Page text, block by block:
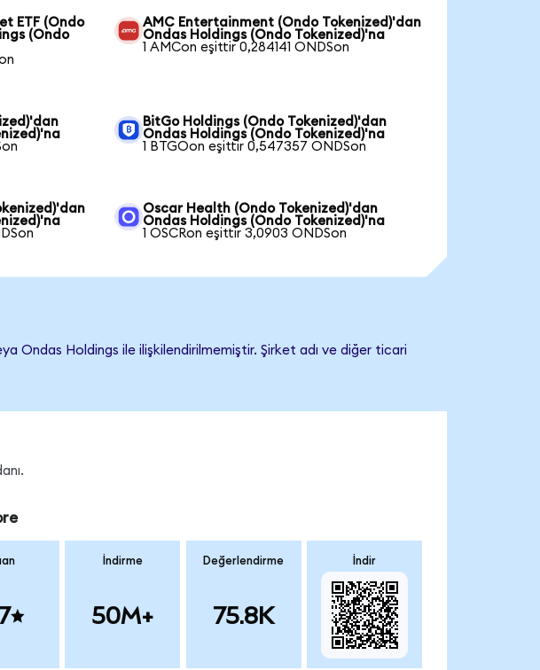
ETF (Ondo
(Ondo
AMC Entertainment (Ondo Tokenized)'dan
Ondas Holdings (Ondo Tokenized)'na
1 AMCon eşittir 0,284141 ONDSon
BitGo Holdings (Ondo Tokenized)'dan
Ondas Holdings (Ondo Tokenized)'na
1 BTGOon eşittir 0,547357 ONDSon
Oscar Health (Ondo Tokenized)'dan
Ondas Holdings (Ondo Tokenized)'na
1 OSCRon eşittir 3,0903 ONDSon
Ondas Holdings ile ilişkilendirilmemiştir. Şirket adı ve diğer ticari
İndirme
50M+
Değerlendirme
75.8K
İndir